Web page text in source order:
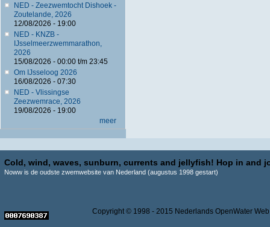
NED - Zeezwemtocht Dishoek -
Zoutelande, 2026
12/08/2026 - 19:00
NED - KNZB -
IJsselmeerzwemmarathon,
2026
15/08/2026 - 00:00t/m 23:45
Om IJsseloog 2026
16/08/2026 - 07:30
NED - Vlissingse
Zeezwemrace, 2026
19/08/2026 - 19:00
meer
Cold, wind, waves, sunburn, currents and jellyfish! Hop in and
Noww is de oudste zwemwebsite van Nederland (augustus 1998 gestart)
Copyright © 1998 - 2015 Nederlands OpenWater